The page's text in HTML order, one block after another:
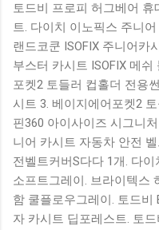
많을 수 밖에 없습니다. 다
꼼꼼히 비교해서 구매하실
가상품 보러가기 추천상품
태블릿 거치형 저소음 블루
랙 유니콘 멀티페어링 스마
토드비 프로피 허그베어 휴
트. 다이치 이노픽스 주니
랜드코쿤 ISOFIX 주니어카
부스터 카시트 ISOFIX 메
포켓2 토들러 컵홀더 전용
시트 3. 베이지에어포켓2
핀360 아이사이즈 시그니
니어 카시트 자동차 안전
전벨트커버S다다 1개. 다
소프트그레이. 브라이텍스
함 쿨플로우그레이. 토드비
자 카시트 딥포레스트. 토